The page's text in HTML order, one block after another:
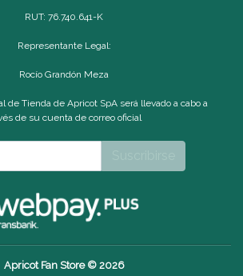
RUT: 76.740.641-K
Representante Legal:
Rocío Grandón Meza
de Tienda de Apricot SpA será llevado a cabo a
de su cuenta de correo oficial
Apricot Fan Store © 2026